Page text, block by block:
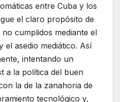
entre Cuba y los
el claro propósito de
cumplidos mediante el
el asedio mediático. Así
intentando un
a la política del buen
la de la zanahoria de
tecnológico y,